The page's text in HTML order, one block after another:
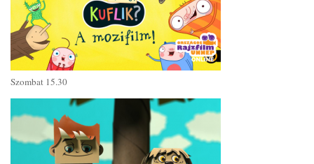
Szombat 15.30